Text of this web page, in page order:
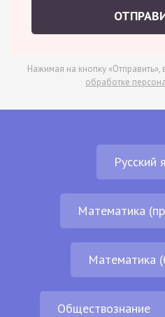
Нажимая на кнопку «Отправить»,
обработке
Русский
Математика
Математика
Обществознание